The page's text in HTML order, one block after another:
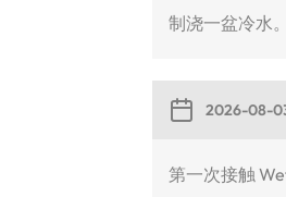
制浇一盆冷水
2026-08-
第一次接触